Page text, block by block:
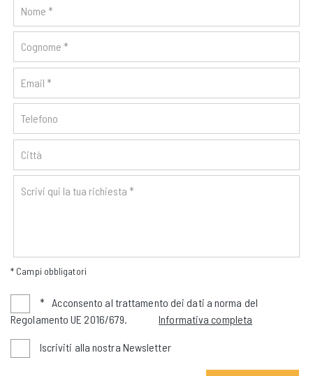
* Campi obbligatori
*
Acconsento al trattamento dei dati a norma del
Regolamento UE 2016/679.
Informativa completa
Iscriviti alla nostra Newsletter